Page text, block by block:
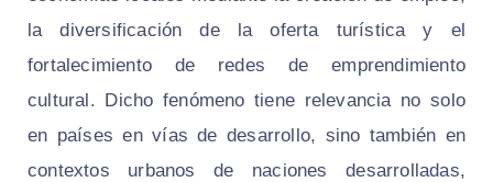
la diversificación de la oferta turística y el
fortalecimiento de redes de emprendimiento
cultural. Dicho fenómeno tiene relevancia no solo
en países en vías de desarrollo, sino también en
contextos urbanos de naciones desarrolladas,